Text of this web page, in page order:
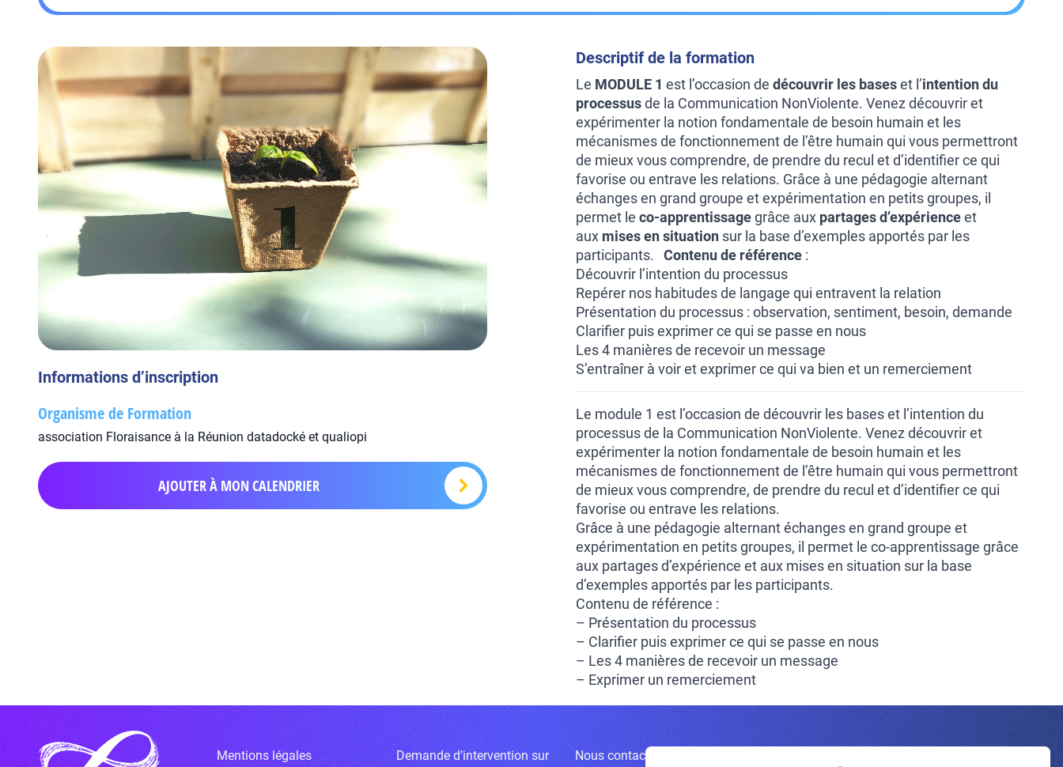
Informations d’inscription
Organisme de Formation
association Floraisance à la Réunion datadocké et qualiopi
AJOUTER À MON CALENDRIER
Descriptif de la formation
Le MODULE 1 est l’occasion de découvrir les baseset l’intention du
processusde la Communication NonViolente. Venez découvrir et
expérimenter la notion fondamentale de besoin humain et les
mécanismes de fonctionnement de l’être humain qui vous permettront
de mieux vous comprendre, de prendre du recul et d’identifier ce qui
favorise ou entrave les relations. Grâce à une pédagogie alternant
échanges en grand groupe et expérimentation en petits groupes, il
permet le co-apprentissagegrâce aux partages d’expérienceet
aux mises en situation sur la base d’exemples apportés par les
participants. Contenu de référence :
Découvrir l’intention du processus
Repérer nos habitudes de langage qui entravent la relation
Présentation du processus : observation, sentiment, besoin, demande
Clarifier puis exprimer ce qui se passe en nous
Les 4 manières de recevoir un message
S’entraîner à voir et exprimer ce qui va bien et un remerciement
Le module 1 est l’occasion de découvrir les bases et l’intention du
processus de la Communication NonViolente. Venez découvrir et
expérimenter la notion fondamentale de besoin humain et les
mécanismes de fonctionnement de l’être humain qui vous permettront
de mieux vous comprendre, de prendre du recul et d’identifier ce qui
favorise ou entrave les relations.
Grâce à une pédagogie alternant échanges en grand groupe et
expérimentation en petits groupes, il permet le co-apprentissage grâce
aux partages d’expérience et aux mises en situation sur la base
d’exemples apportés par les participants.
Contenu de référence :
– Présentation du processus
– Clarifier puis exprimer ce qui se passe en nous
– Les 4 manières de recevoir un message
– Exprimer un remerciement
Mentions légales Demande d’intervention sur Nous contacter